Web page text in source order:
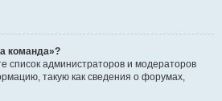
команда»?
список администраторов и модераторов
такую как сведения о форумах,